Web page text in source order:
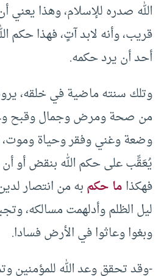
الله صدره للإسلام، وهذا يعني
قريب، وأنه لابد آتٍ، فهذا حكم
أحد أن يرد حكمه.
وتلك سنته ماضية في خلقه،
من صحة ومرض وجمال وقبح
وضعة وغني وفقر وحياة
يُعَقِّب على حكم الله بنقض أو
فهكذاما حكمبه من انتصار
ليل الظلم وأدلهمت مسالكه،
وبغوا وعاثوا في الأرض فسادا.
-وقد تحقق وعد الله للمؤمنين